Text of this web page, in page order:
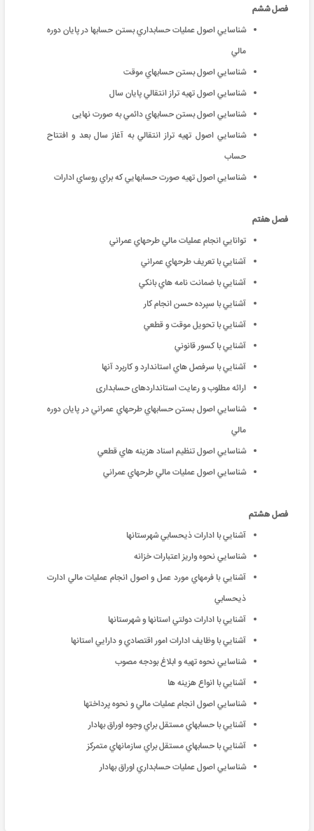
فصل ششم
شناسايي اصول عمليات حسابداري بستن حسابها در پايان دوره
مالي
شناسايي اصول بستن حسابهاي موقت
شناسايي اصول تهيه تراز انتقالي پايان سال
شناسايي اصول بستن حسابهاي دائمي به صورت نهایی
شناسايي اصول تهيه تراز انتقالي به آغاز سال بعد و افتتاح
حساب
شناسايي اصول تهيه صورت حسابهايي كه براي روساي ادارات
فصل هفتم
توانايي انجام عمليات مالي طرحهاي عمراني
آشنايي با تعريف طرحهاي عمراني
آشنايي با ضمانت نامه هاي بانكي
آشنايي با سپرده حسن انجام كار
آشنايي با تحويل موقت و قطعي
آشنايي با كسور قانوني
آشنايي با سرفصل هاي استاندارد و كاربرد آنها
ارائه‌ مطلوب‌ و رعایت‌ استانداردهای‌ حسابداری‌
شناسايي اصول بستن حسابهاي طرحهاي عمراني در پايان دوره
مالي
شناسايي اصول تنظيم اسناد هزينه هاي قطعي
شناسايي اصول عمليات مالي طرحهاي عمراني
فصل هشتم
آشنايي با ادارات ذيحسابي شهرستانها
شناسايي نحوه واريز اعتبارات خزانه
آشنايي با فرمهاي مورد عمل و اصول انجام عمليات مالي ادارت
ذيحسابي
آشنايي با ادارات دولتي استانها و شهرستانها
آشنايي با وظايف ادارات امور اقتصادي و دارايي استانها
شناسايي نحوه تهيه و ابلاغ بودجه مصوب
آشنايي با انواع هزينه ها
شناسايي اصول انجام عمليات مالي و نحوه پرداختها
آشنايي با حسابهاي مستقل براي وجوه اوراق بهادار
آشنايي با حسابهاي مستقل براي سازمانهاي متمركز
شناسايي اصول عمليات حسابداري اوراق بهادار